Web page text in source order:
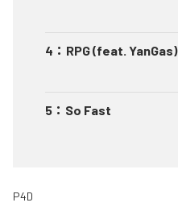
4 ： RPG (feat. YanGas)
5 ： So Fast
P4D